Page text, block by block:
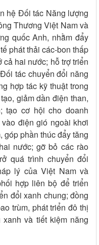
hệ Đối tác Năng lượng
Thương Việt Nam và
quốc Anh, nhằm đẩy
phát thải các-bon thấp
hai nước; hỗ trợ triển
tác chuyển đổi năng
hợp tác kỹ thuật trong
giảm dần điện than,
tạo cơ hội cho doanh
điện gió ngoài khơi
phần thúc đẩy tăng
nước; gỡ bỏ các rào
quá trình chuyển đổi
lý của Việt Nam và
hợp liên bộ để triển
đổi xanh chung; đồng
trùm, phát triển đô thị
và tiết kiệm năng